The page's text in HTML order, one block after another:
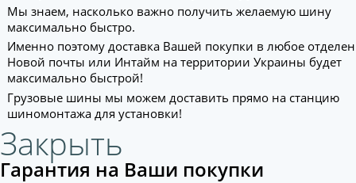
Мы знаем, насколько важно получить желаемую шину
максимально быстро.
Именно поэтому доставка Вашей покупки в любое
Новой почты или Интайм на территории Украины будет
максимально быстрой!
Грузовые шины мы можем доставить прямо на станцию
шиномонтажа для установки!
Закрыть
Гарантия на Ваши покупки